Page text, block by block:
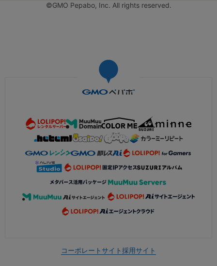
©GMO Pepabo, Inc. All rights reserved.
コーポレートサイト採用サイト